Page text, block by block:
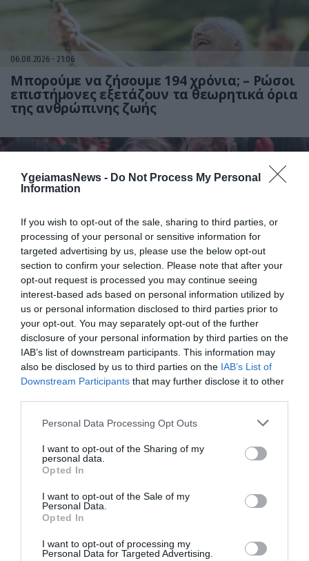
YgeiamasNews - Do Not Process My Personal
Information
If you wish to opt-out of the sale, sharing to third parties, or
processing of your personal or sensitive information for
targeted advertising by us, please use the below opt-out
section to confirm your selection. Please note that after your
opt-out request is processed you may continue seeing
interest-based ads based on personal information utilized by
us or personal information disclosed to third parties prior to
your opt-out. You may separately opt-out of the further
disclosure of your personal information by third parties on the
IAB’s list of downstream participants. This information may
also be disclosed by us to third parties on the IAB’s List of
Downstream Participants that may further disclose it to other
Please note that this website/app uses one or more Google
not limited to your visit or usage behaviour. You may click to
grant or deny consent to Google and its third-party tags to
use your data for below specified purposes in below Google
consent section.
Personal Data Processing Opt Outs
I want to opt-out of the Sharing of my
personal data.
Opted In
I want to opt-out of the Sale of my
Personal Data.
Opted In
I want to opt-out of processing my
Personal Data for Targeted Advertising.
06.08.2026 21:06
Μπορούμε να ζήσουμε 194 χρόνια; – Ρώσοι
επιστήμονες εξετάζουν τα θεωρητικά όρια
της ανθρώπινης ζωής
06.08.2026 09:04
Δεν ήταν μόνο ηθικοί λόγοι: Γιατί
εξαφανίστηκε ο κανιβαλισμός από τις
ανθρώπινες κοινωνίες – Τι δείχνει νέα
έρευνα
01.08.2026 15:06
Αυτό είναι το σύμπτωμα του καρκίνου του
δέρματος που μπορεί να εντοπιστεί στο
κομμωτήριο! – Τι δείχνει νέα έρευνα